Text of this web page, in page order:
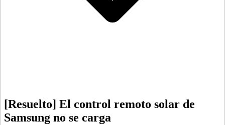
[Resuelto] El control remoto solar de
Samsung no se carga